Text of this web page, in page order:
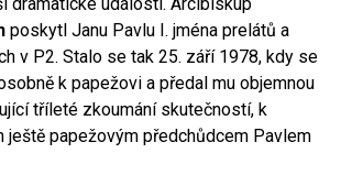
poskytl Janu Pavlu I. jména prelátů a
v P2. Stalo se tak 25. září 1978, kdy se
k papežovi a předal mu objemnou
tříleté zkoumání skutečností, k
ještě papežovým předchůdcem Pavlem